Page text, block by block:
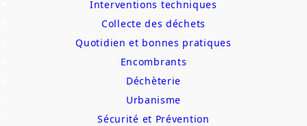
Interventions techniques
Collecte des déchets
Quotidien et bonnes pratiques
Encombrants
Déchèterie
Urbanisme
Sécurité et Prévention